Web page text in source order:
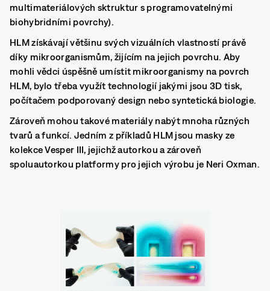
multimateriálových sktruktur s programovatelnými
biohybridními povrchy).
HLM získávají většinu svých vizuálních vlastností právě
díky mikroorganismům, žijícím na jejich povrchu. Aby
mohli vědci úspěšně umístit mikroorganismy na povrch
HLM, bylo třeba využít technologií jakými jsou 3D tisk,
počítačem podporovaný design nebo syntetická biologie.
Zároveň mohou takové materiály nabýt mnoha různých
tvarů a funkcí. Jedním z příkladů HLM jsou masky ze
kolekce Vesper III, jejichž autorkou a zároveň
spoluautorkou platformy pro jejich výrobu je Neri Oxman.